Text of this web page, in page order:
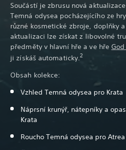
Součástí je zbrusu nová
Temná odysea pocházejícího ze
různé kosmetické zbroje, doplňky
aktualizaci lze získat z libovolné
předměty v hlavní hře a ve hře
ji získáš automaticky.2
Obsah kolekce:
Vzhled Temná odysea pro Krata
Náprsní krunýř, nátepníky a
Krata
Roucho Temná odysea pro Atrea